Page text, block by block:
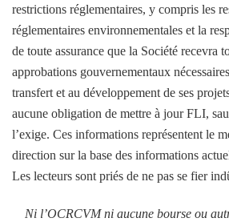
restrictions réglementaires, y compris les
réglementaires environnementales et la
de toute assurance que la Société recevra
approbations gouvernementaux
transfert et au développement de ses
aucune obligation de mettre à jour FLI,
l’exige. Ces informations représentent le
direction sur la base des informations
Les lecteurs sont priés de ne pas se fier
Ni l’OCRCVM ni aucune bourse ou